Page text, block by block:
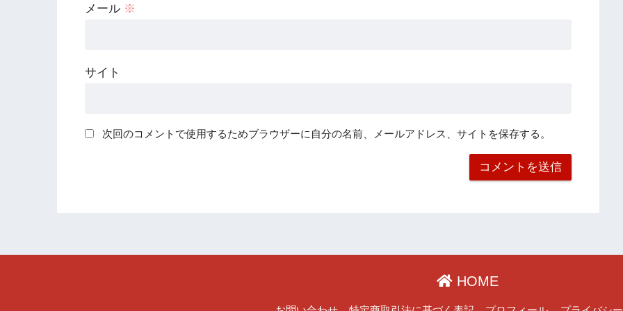
メール ※
サイト
次回のコメントで使用するためブラウザーに自分の名前、メールアドレス、サイトを保存する。
HOME